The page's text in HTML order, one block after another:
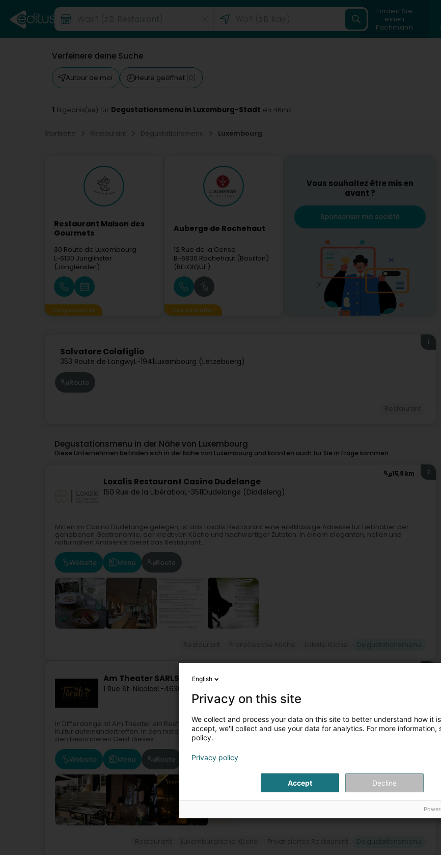
Finden Sie
einen
Fachmann
Verfeinere deine Suche
Autour de moi Heute geöffnet (0)
1 Ergebnis(se) für Degustationsmenu in Luxemburg-Stadt en 46ms
Startseite Restaurant Degustationsmenu Luxembourg
Restaurant Maison des
Gourmets
30 Route de Luxembourg
L-6130 Junglinster
(Jonglënster)
Gesponserter
Auberge de Rochehaut
12 Rue de la Cense
B-6830 Rochehaut (Bouillon)
(BELGIQUE)
Gesponserter
Vous souhaitez être mis en
avant ?
Sponsoriser ma société
Salvatore Colafiglio
353 Route de LongwyL-1941Luxembourg (Lëtzebuerg)
1
Route
Degustationsmenu in der Nähe von Luxembourg
Diese Unternehmen befinden sich in der Nähe von Luxembourg und könnten auch für Sie in Frage kommen.
15,9 km
Loxalis Restaurant Casino Dudelange
150 Rue de la LibérationL-3511Dudelange (Diddeleng)
2
Mitten im Casino Dudelange gelegen, ist das Loxalis Restaurant eine erstklassige Adresse für Liebhaber der
gehobenen Gastronomie, der kreativen Küche und hochwertiger Zutaten. In einem eleganten, hellen und
naturnahen Ambiente bietet das Restaurant...
Website Menu Route
Am Theater SARLS
1 Rue St. NicolasL-4636
In Differdange ist Am Theater ein Restaurant, eine Musikbar und ein Veranstaltungsort, an dem Gastronomie und
Kultur aufeinandertreffen. In den historischen Mauern eines ehemaligen Theaters gelegen, bewahrt das Haus
den besonderen Geist dieses...
Website Menu Route
English
Privacy on this site
We collect and process your data on this site to better understand how it
accept, we'll collect and use your data for analytics. For more information,
policy.
Privacy policy
Accept Decline